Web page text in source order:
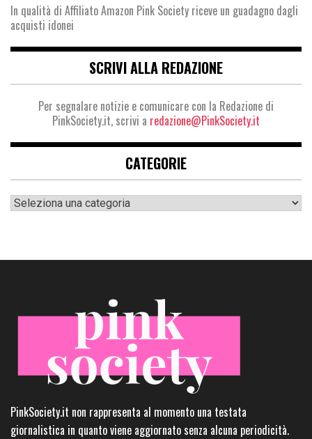
In qualità di Affiliato Amazon Pink Society riceve un guadagno dagli
acquisti idonei
SCRIVI ALLA REDAZIONE
Per segnalare notizie e comunicare con la Redazione di
PinkSociety.it, scrivi a redazione@PinkSociety.it
CATEGORIE
Categorie
PinkSociety.it non rappresenta al momento una testata
giornalistica in quanto viene aggiornato senza alcuna periodicità.